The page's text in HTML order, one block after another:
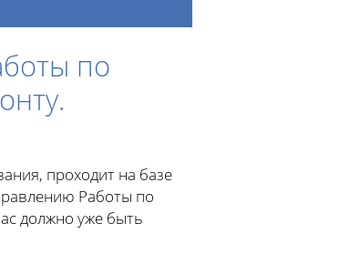
по
проходит на базе
Работы по
должно уже быть